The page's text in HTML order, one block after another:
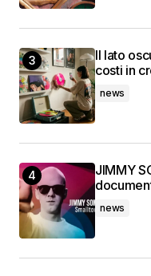
Il lato
costi in
news
JIMMY
news